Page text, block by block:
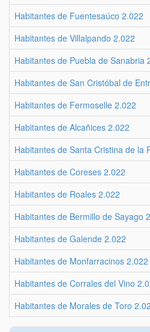
Habitantes de Fuentesaúco 2.022
Habitantes de Villalpando 2.022
Habitantes de Puebla de Sanabria
Habitantes de San Cristóbal de
Habitantes de Fermoselle 2.022
Habitantes de Alcañices 2.022
Habitantes de Santa Cristina de la
Habitantes de Coreses 2.022
Habitantes de Roales 2.022
Habitantes de Bermillo de Sayago
Habitantes de Galende 2.022
Habitantes de Monfarracinos 2.022
Habitantes de Corrales del Vino
Habitantes de Morales de Toro